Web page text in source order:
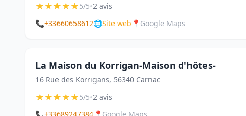
★★★★★5/5•2 avis
📞+33660658612🌐Site web 📍 Google Maps
La Maison du Korrigan-Maison d'hôtes-
16 Rue des Korrigans, 56340 Carnac
★★★★★5/5•2 avis